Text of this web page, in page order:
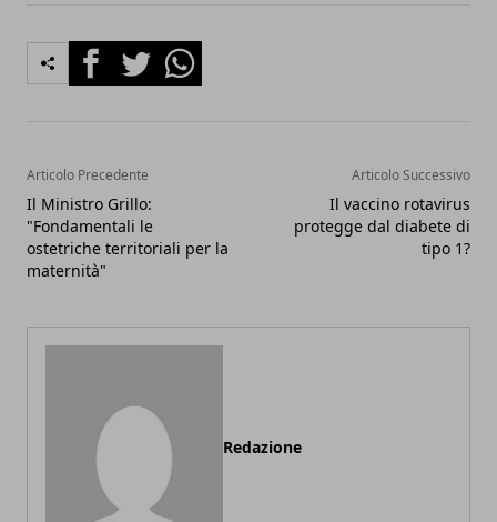
FacebookTwitterWhatsapp
Articolo Precedente
Il Ministro Grillo:
"Fondamentali le
ostetriche territoriali per la
maternità"
Articolo Successivo
Il vaccino rotavirus
protegge dal diabete di
tipo 1?
Redazione